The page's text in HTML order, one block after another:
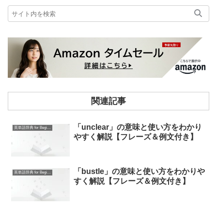
関連記事
英単語辞典 for Beginners
「unclear」の意味と使い方をわかり
やすく解説【フレーズ＆例文付き】
英単語辞典 for Beginners
「bustle」の意味と使い方をわかりや
すく解説【フレーズ＆例文付き】